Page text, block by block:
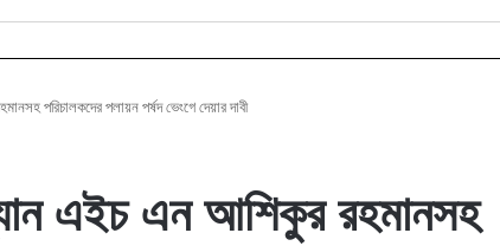
পরিচালকদের পলায়ন পর্ষদ ভেংগে দেয়ার দাবী
এইচ এন আশিকুর রহমানসহ